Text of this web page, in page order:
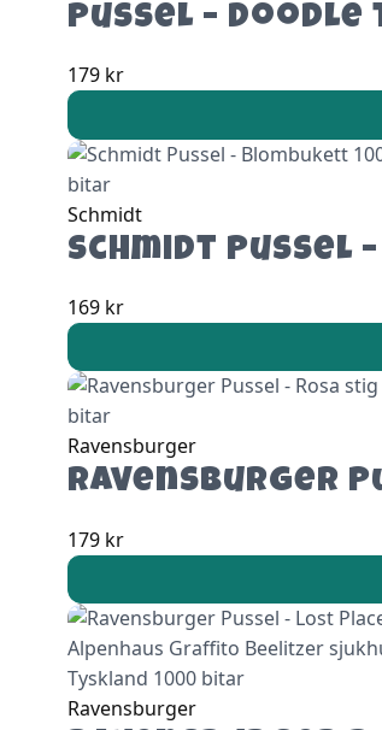
Pussel –
179 kr
Schmidt
Schmidt Pussel
169 kr
Ravensburger
Ravensburger
179 kr
Ravensburger